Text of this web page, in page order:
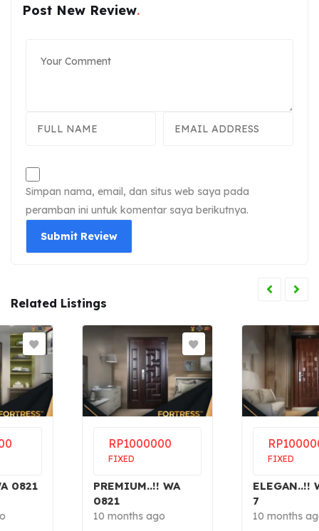
Post New Review
Simpan nama, email, dan situs web saya pada
peramban ini untuk komentar saya berikutnya.
Related Listings
PREMIUM..!! WA
10 months ago
ELEGAN..!! WA 0821
10 months ago